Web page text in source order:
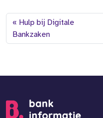
Hulp bij Digitale
Bankzaken